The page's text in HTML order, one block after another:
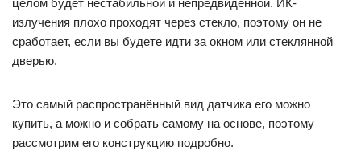
целом будет нестабильной и непредвиденной. ИК-
излучения плохо проходят через стекло, поэтому он не
сработает, если вы будете идти за окном или стеклянной
дверью.
Это самый распространённый вид датчика его можно
купить, а можно и собрать самому на основе, поэтому
рассмотрим его конструкцию подробно.